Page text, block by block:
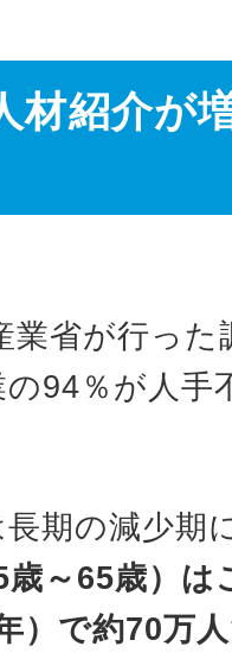
材紹介が
業省が行った
94％が人手
期の減少期
歳～65歳）は
）で約70万